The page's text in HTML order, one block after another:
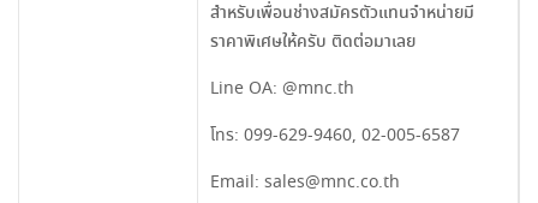
สำหรับเพื่อนช่างสมัครตัวแทนจำหน่ายมี
ราคาพิเศษให้ครับ ติดต่อมาเลย
Line OA: @mnc.th
โทร: 099-629-9460, 02-005-6587
Email: sales@mnc.co.th